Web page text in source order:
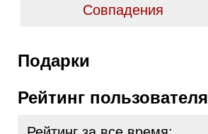
Совпадения
Подарки
Рейтинг пользователя